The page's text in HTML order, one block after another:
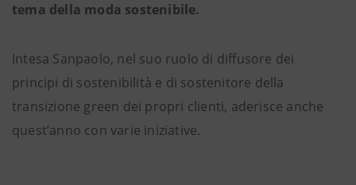
tema della moda sostenibile.
Intesa Sanpaolo, nel suo ruolo di diffusore dei
principi di sostenibilità e di sostenitore della
transizione green dei propri clienti, aderisce anche
quest’anno con varie iniziative.